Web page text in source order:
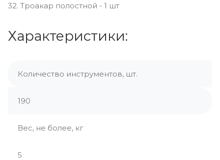
32. Троакар полостной - 1 шт
Характеристики:
Количество инструментов, шт.
190
Вес, не более, кг
5